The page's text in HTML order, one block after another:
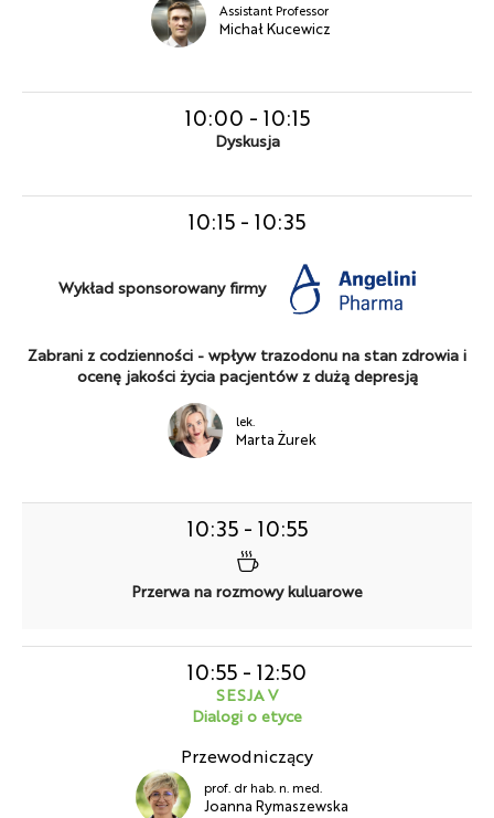
Assistant Professor
Michał Kucewicz
10:00 - 10:15
Dyskusja
10:15 - 10:35
Wykład sponsorowany firmy
Zabrani z codzienności - wpływ trazodonu na stan zdrowia i
ocenę jakości życia pacjentów z dużą depresją
lek.
Marta Żurek
10:35- 10:55
Przerwa na rozmowy kuluarowe
10:55 - 12:50
SESJA V
Dialogi o etyce
Przewodniczący
prof. dr hab. n. med.
Joanna Rymaszewska